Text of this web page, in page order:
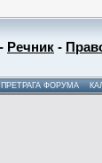
Речник -
ПРЕТРАГА ФОРУМА